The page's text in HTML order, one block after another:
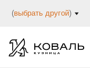
(выбрать другой)